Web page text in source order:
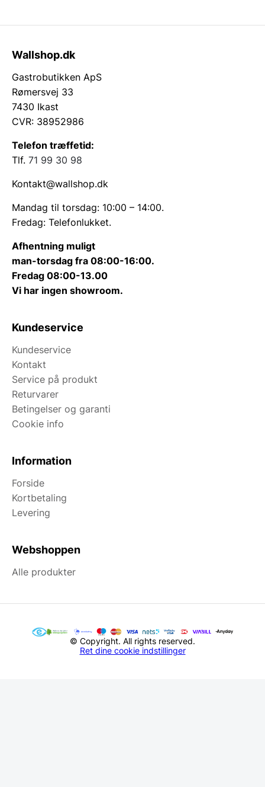
Wallshop.dk
Gastrobutikken ApS
Rømersvej 33
7430 Ikast
CVR: 38952986
Telefon træffetid:
Tlf. 71 99 30 98
Kontakt@wallshop.dk
Mandag til torsdag: 10:00 – 14:00.
Fredag: Telefonlukket.
Afhentning muligt
man-torsdag fra 08:00-16:00.
Fredag 08:00-13.00
Vi har ingen showroom.
Kundeservice
Kundeservice
Kontakt
Service på produkt
Returvarer
Betingelser og garanti
Cookie info
Information
Forside
Kortbetaling
Levering
Webshoppen
Alle produkter
© Copyright. All rights reserved.
Ret dine cookie indstillinger